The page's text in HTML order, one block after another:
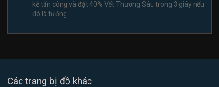
kẻ tấn công và đặt 40% Vết Thương Sâu trong 3 giây nếu
đó là tướng
Các trang bị đồ khác